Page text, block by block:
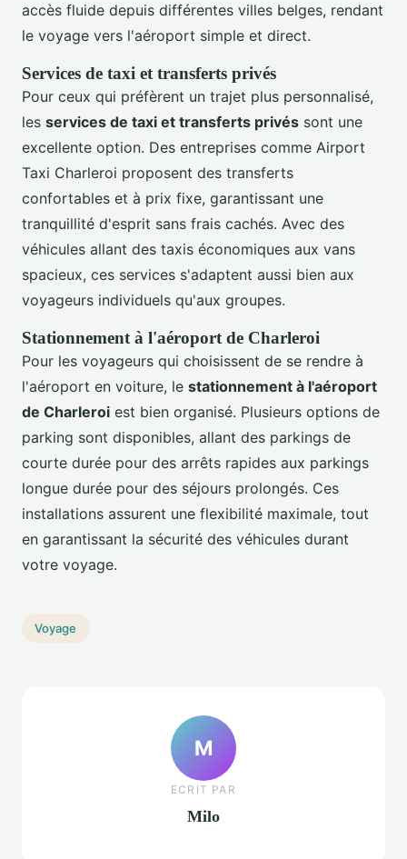
accès fluide depuis différentes villes belges, rendant
le voyage vers l'aéroport simple et direct.
Services de taxi et transferts privés
Pour ceux qui préfèrent un trajet plus personnalisé,
les services de taxi et transferts privés sont une
excellente option. Des entreprises comme Airport
Taxi Charleroi proposent des transferts
confortables et à prix fixe, garantissant une
tranquillité d'esprit sans frais cachés. Avec des
véhicules allant des taxis économiques aux vans
spacieux, ces services s'adaptent aussi bien aux
voyageurs individuels qu'aux groupes.
Stationnement à l'aéroport de Charleroi
Pour les voyageurs qui choisissent de se rendre à
l'aéroport en voiture, le stationnement à l'aéroport
de Charleroi est bien organisé. Plusieurs options de
parking sont disponibles, allant des parkings de
courte durée pour des arrêts rapides aux parkings
longue durée pour des séjours prolongés. Ces
installations assurent une flexibilité maximale, tout
en garantissant la sécurité des véhicules durant
votre voyage.
Voyage
M
ECRIT PAR
Milo